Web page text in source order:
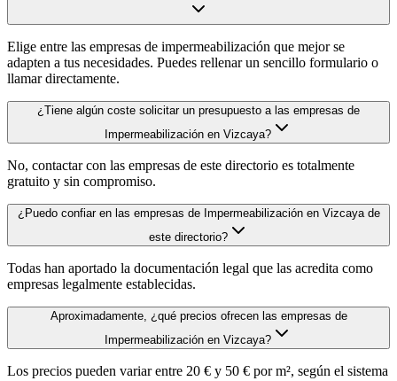
Elige entre las empresas de impermeabilización que mejor se
adapten a tus necesidades. Puedes rellenar un sencillo formulario o
llamar directamente.
¿Tiene algún coste solicitar un presupuesto a las empresas de
Impermeabilización en Vizcaya?
No, contactar con las empresas de este directorio es totalmente
gratuito y sin compromiso.
¿Puedo confiar en las empresas de Impermeabilización en Vizcaya de
este directorio?
Todas han aportado la documentación legal que las acredita como
empresas legalmente establecidas.
Aproximadamente, ¿qué precios ofrecen las empresas de
Impermeabilización en Vizcaya?
Los precios pueden variar entre 20 € y 50 € por m², según el sistema